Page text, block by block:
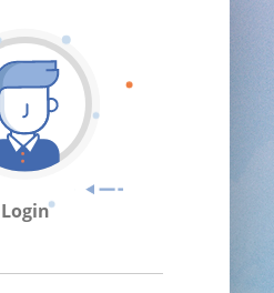
Login